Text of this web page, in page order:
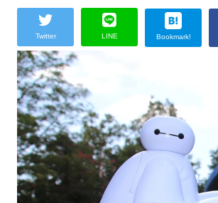
Twitter LINE Bookmark!